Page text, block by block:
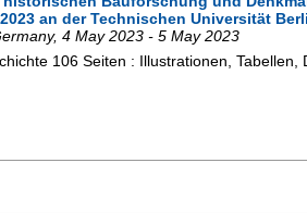
an der Technischen Universität
, 4 May 2023 - 5 May 2023
106 Seiten : Illustrationen, Tabellen,